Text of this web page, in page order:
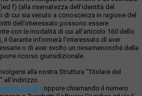
f) (alla riservatezza dell’identità del
di cui sia venuto a conoscenza in ragione del
dell’interessato possono essere
con le modalità di cui all’articolo 160 dello
Garante informerà l’interessato di aver
o di aver svolto un riesamenonché della
ricorso giurisdizionale.
alla nostra Struttura "Titolare del
all'indirizzo
oppure chiamando il numero